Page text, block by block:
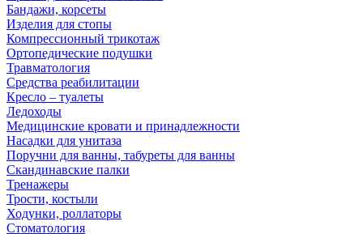
Бандажи, корсеты
Изделия для стопы
Компрессионный трикотаж
Ортопедические подушки
Травматология
Средства реабилитации
Кресло – туалеты
Ледоходы
Медицинские кровати и принадлежности
Насадки для унитаза
Поручни для ванны, табуреты для ванны
Скандинавские палки
Тренажеры
Трости, костыли
Ходунки, роллаторы
Стоматология